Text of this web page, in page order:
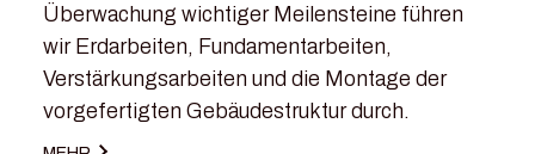
Überwachung wichtiger Meilensteine ​​führen
wir Erdarbeiten, Fundamentarbeiten,
Verstärkungsarbeiten und die Montage der
vorgefertigten Gebäudestruktur durch.